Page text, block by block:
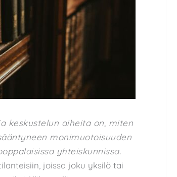
keskustelun aiheita on, miten
monimuotoisuuden
yhteiskunnissa.
joissa joku yksilö tai